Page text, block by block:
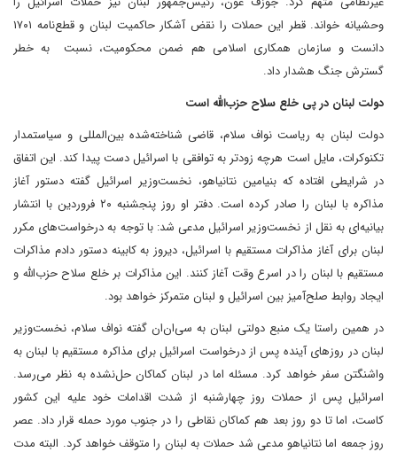
وحشیانه خواند. قطر این حملات را نقض آشکار حاکمیت لبنان و قطع‌نامه ۱۷۰۱
دانست و سازمان همکاری اسلامی هم ضمن محکومیت، نسبت به خطر
گسترش جنگ هشدار داد.
دولت لبنان در پی خلع سلاح حزب‌الله است
دولت لبنان به ریاست نواف سلام، قاضی شناخته‌شده بین‌المللی و سیاستمدار
تکنوکرات، مایل است‌ هر‌چه زودتر به توافقی با اسرائیل دست پیدا کند. این اتفاق
در شرایطی افتاده که بنیامین نتانیاهو، نخست‌وزیر اسرائیل گفته دستور آغاز
مذاکره با لبنان را صادر کرده است. دفتر او روز پنجشنبه ۲۰ فروردین با انتشار
بیانیه‌ای به نقل از نخست‌وزیر اسرائیل مدعی شد: با توجه به درخواست‌های مکرر
لبنان برای آغاز مذاکرات مستقیم با اسرائیل، دیروز به کابینه دستور دادم مذاکرات
مستقیم با لبنان را در اسرع وقت آغاز کنند. این مذاکرات بر خلع سلاح حزب‌الله و
ایجاد روابط صلح‌آمیز بین اسرائیل و لبنان متمرکز خواهد بود.
در همین راستا یک منبع دولتی لبنان به سی‌ان‌ان گفته نواف سلام، نخست‌وزیر
لبنان در روز‌های آینده پس از درخواست اسرائیل برای مذاکره مستقیم با لبنان به
واشنگتن سفر خواهد کرد. مسئله اما در لبنان کماکان حل‌نشده به نظر می‌رسد.
اسرائیل پس از حملات روز چهارشنبه از شدت اقدامات خود علیه این کشور
کاست، اما تا دو روز بعد هم کماکان نقاطی را در جنوب مورد حمله قرار داد. عصر
روز جمعه اما نتانیاهو مدعی شد حملات به لبنان را متوقف خواهد کرد. البته مدت